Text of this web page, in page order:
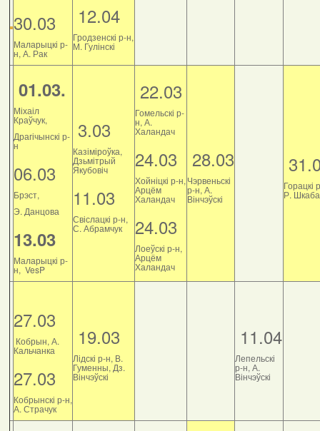
30.03
Маларыцкі р-
н, А. Рак
12.04
Гродзенскі р-н,
М. Гулінскі
01.03.
Міхаіл
Краўчук,
Драгічынскі р-
н
06.03
Брэст,
Э. Данцова
13.03
Маларыцкі р-
н, VesP
3.03
Казіміроўка,
Дзьмітрый
Якубовіч
11.03
Свіслацкі р-н,
С. Абрамчук
22.03
Гомельскі р-
н, А.
Халандач
24.03
Хойніцкі р-н,
Арцём
Халандач
24.03
Лоеўскі р-н,
Арцём
Халандач
28.03
Чэрвеньскі
р-н, А.
Вінчэўскі
Горацкі
Р.
27.03
Кобрын, А.
Кальчанка
27.03
Кобрынскі р-н,
А. Страчук
19.03
Лідскі р-н, В.
Гуменны, Дз.
Вінчэўскі
11.04
Лепельскі
р-н, А.
Вінчэўскі